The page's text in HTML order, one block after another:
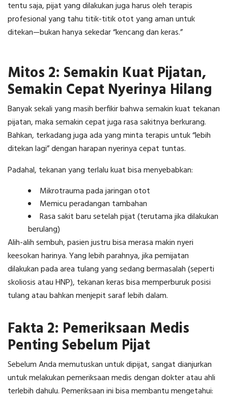
tentu saja, pijat yang dilakukan juga harus oleh terapis
profesional yang tahu titik-titik otot yang aman untuk
ditekan—bukan hanya sekedar “kencang dan keras.”
Mitos 2: Semakin Kuat Pijatan,
Semakin Cepat Nyerinya Hilang
Banyak sekali yang masih berfikir bahwa semakin kuat tekanan
pijatan, maka semakin cepat juga rasa sakitnya berkurang.
Bahkan, terkadang juga ada yang minta terapis untuk “lebih
ditekan lagi” dengan harapan nyerinya cepat tuntas.
Padahal, tekanan yang terlalu kuat bisa menyebabkan:
Mikrotrauma pada jaringan otot
Memicu peradangan tambahan
Rasa sakit baru setelah pijat (terutama jika dilakukan
berulang)
Alih-alih sembuh, pasien justru bisa merasa makin nyeri
keesokan harinya. Yang lebih parahnya, jika pemijatan
dilakukan pada area tulang yang sedang bermasalah (seperti
skoliosis atau HNP), tekanan keras bisa memperburuk posisi
tulang atau bahkan menjepit saraf lebih dalam.
Fakta 2: Pemeriksaan Medis
Penting Sebelum Pijat
Sebelum Anda memutuskan untuk dipijat, sangat dianjurkan
untuk melakukan pemeriksaan medis dengan dokter atau ahli
terlebih dahulu. Pemeriksaan ini bisa membantu mengetahui: